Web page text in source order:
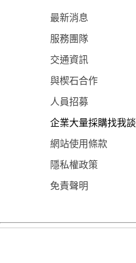
最新消息
服務團隊
交通資訊
與楔石合作
人員招募
企業大量採購找我談
網站使用條款
隱私權政策
免責聲明